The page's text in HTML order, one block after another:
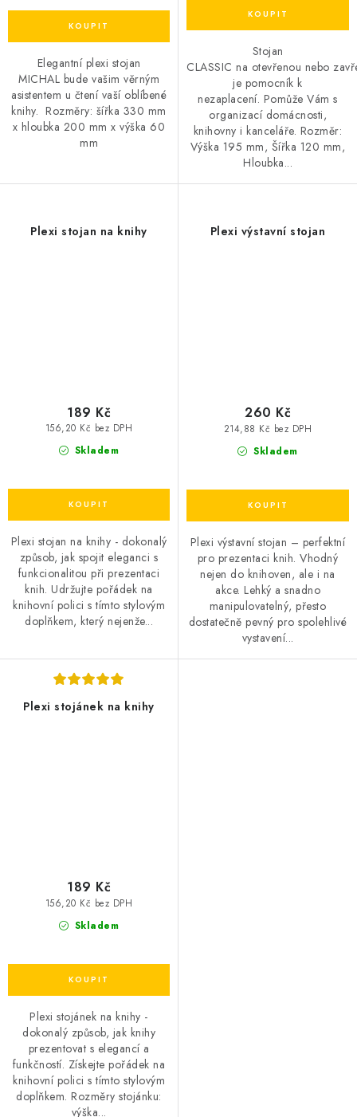
Elegantní plexi stojan
MICHAL bude vašim věrným
asistentem u čtení vaší oblíbené
knihy. Rozměry: šířka 330 mm
x hloubka 200 mm x výška 60
mm
Stojan
CLASSIC na otevřenou nebo
je pomocník k
nezaplacení. Pomůže Vám s
organizací domácnosti,
knihovny i kanceláře. Rozměr:
Výška 195 mm, Šířka 120 mm,
Hloubka...
Plexi stojan na knihy
Skladem
156,20 Kč bez DPH
189 Kč
Plexi stojan na knihy - dokonalý
způsob, jak spojit eleganci s
funkcionalitou při prezentaci
knih. Udržujte pořádek na
knihovní polici s tímto stylovým
doplňkem, který nejenže...
Plexi výstavní stojan
Skladem
214,88 Kč bez DPH
260 Kč
Plexi výstavní stojan – perfektní
pro prezentaci knih. Vhodný
nejen do knihoven, ale i na
akce. Lehký a snadno
manipulovatelný, přesto
dostatečně pevný pro spolehlivé
vystavení...
Plexi stojánek na knihy
Skladem
156,20 Kč bez DPH
189 Kč
Plexi stojánek na knihy -
dokonalý způsob, jak knihy
prezentovat s elegancí a
funkčností. Získejte pořádek na
knihovní polici s tímto stylovým
doplňkem. Rozměry stojánku:
výška...